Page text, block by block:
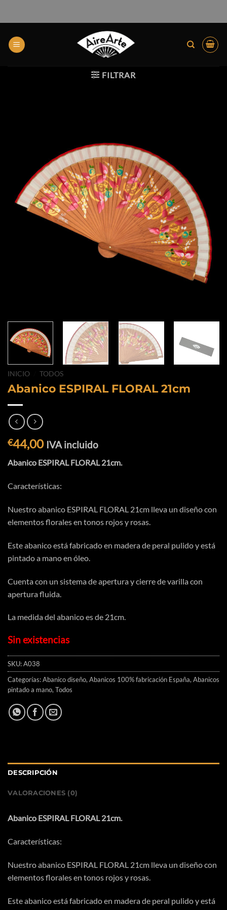
FILTRAR
INICIO TODOS
Abanico ESPIRAL FLORAL 21cm
€44,00 IVA incluido
Abanico ESPIRAL FLORAL 21cm.
Características:
Nuestro abanico ESPIRAL FLORAL 21cm lleva un diseño con
elementos florales en tonos rojos y rosas.
Este abanico está fabricado en madera de peral pulido y está
pintado a mano en óleo.
Cuenta con un sistema de apertura y cierre de varilla con
apertura fluida.
La medida del abanico es de 21cm.
Sin existencias
SKU:A038
Categorías:Abanico diseño,Abanicos 100% fabricación España,Abanicos
pintado a mano,Todos
DESCRIPCIÓN
VALORACIONES (0)
Abanico ESPIRAL FLORAL 21cm.
Características:
Nuestro abanico ESPIRAL FLORAL 21cm lleva un diseño con
elementos florales en tonos rojos y rosas.
Este abanico está fabricado en madera de peral pulido y está